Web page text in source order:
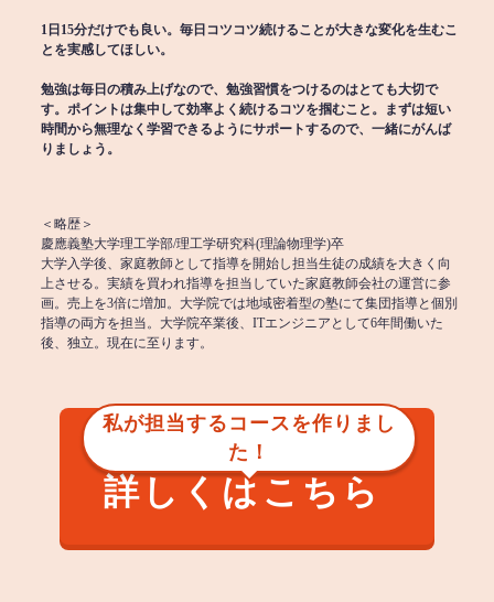
1日15分だけでも良い。毎日コツコツ続けることが大きな変化を生むこ
とを実感してほしい。
勉強は毎日の積み上げなので、勉強習慣をつけるのはとても大切で
す。ポイントは集中して効率よく続けるコツを掴むこと。まずは短い
時間から無理なく学習できるようにサポートするので、一緒にがんば
りましょう。
＜略歴＞
慶應義塾大学理工学部/理工学研究科(理論物理学)卒
大学入学後、家庭教師として指導を開始し担当生徒の成績を大きく向
上させる。実績を買われ指導を担当していた家庭教師会社の運営に参
画。売上を3倍に増加。大学院では地域密着型の塾にて集団指導と個別
指導の両方を担当。大学院卒業後、ITエンジニアとして6年間働いた
後、独立。現在に至ります。
私が担当するコースを作りまし
た！
詳しくはこちら